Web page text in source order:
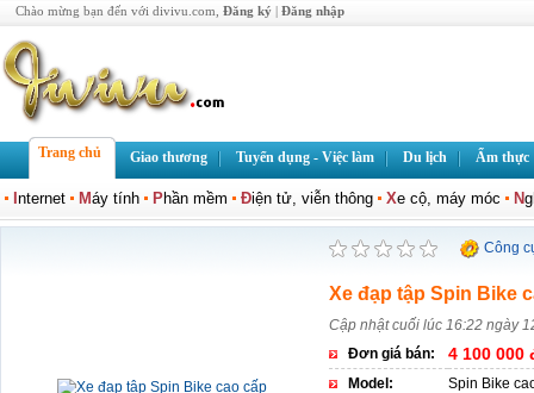
Chào mừng bạn đến với divivu.com, Đăng ký | Đăng nhập
Trang chủ Giao thương Tuyển dụng - Việc làm Du lịch Ẩm thực
nternet Máy tính Phần mềm Điện tử, viễn thông Xe cộ, máy móc N
Công
Xe đạp tập Spin Bike
Cập nhật cuối lúc 16:22 ngày
Đơn giá bán:
4 100 000
Model:
Spin Bike